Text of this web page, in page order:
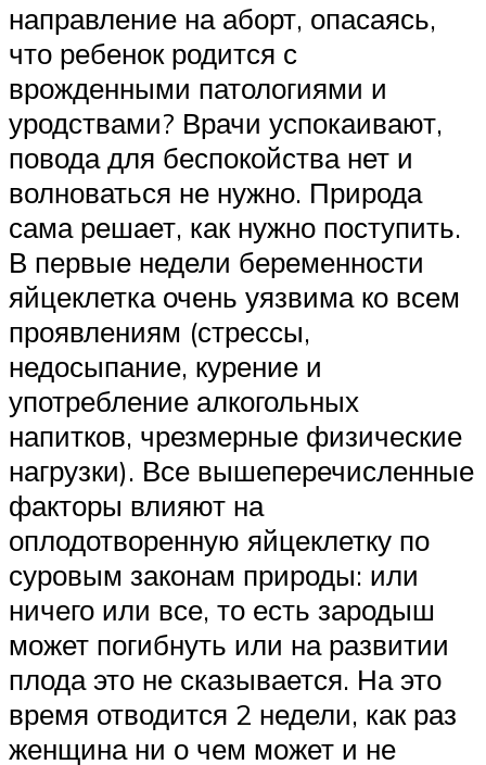
направление на аборт, опасаясь,
что ребенок родится с
врожденными патологиями и
уродствами? Врачи успокаивают,
повода для беспокойства нет и
волноваться не нужно. Природа
сама решает, как нужно поступить.
В первые недели беременности
яйцеклетка очень уязвима ко всем
проявлениям (стрессы,
недосыпание, курение и
употребление алкогольных
напитков, чрезмерные физические
нагрузки). Все вышеперечисленные
факторы влияют на
оплодотворенную яйцеклетку по
суровым законам природы: или
ничего или все, то есть зародыш
может погибнуть или на развитии
плода это не сказывается. На это
время отводится 2 недели, как раз
женщина ни о чем может и не